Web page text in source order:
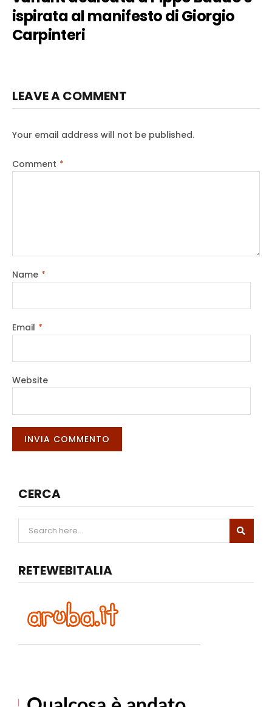
ispirata al manifesto di Giorgio
Carpinteri
LEAVE A COMMENT
Your email address will not be published.
Comment *
Name *
Email *
Website
CERCA
RETEWEBITALIA